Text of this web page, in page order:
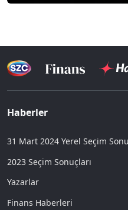
Haberler
31 Mart 2024 Yerel Seçim
2023 Seçim Sonuçları
Yazarlar
Finans Haberleri